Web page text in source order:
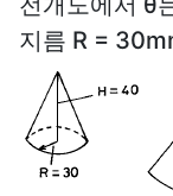
지름 R =